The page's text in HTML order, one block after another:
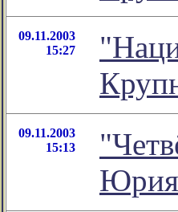
09.11.2003
15:27
09.11.2003
15:13
Юрия